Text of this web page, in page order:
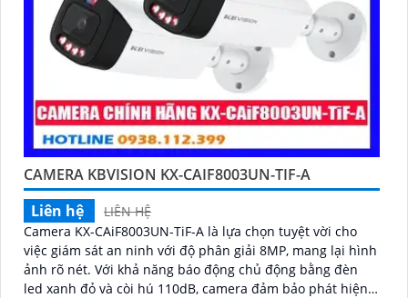
CAMERA KBVISION KX-CAIF8003UN-TIF-A
Liên hệ
LIÊN HỆ
Camera KX-CAiF8003UN-TiF-A là lựa chọn tuyệt vời cho
việc giám sát an ninh với độ phân giải 8MP, mang lại hình
ảnh rõ nét. Với khả năng báo động chủ động bằng đèn
led xanh đỏ và còi hú 110dB, camera đảm bảo phát hiện